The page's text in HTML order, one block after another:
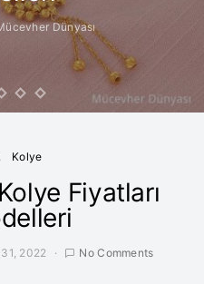
Dünyası
Kolye
Fiyatları
2022 No Comments